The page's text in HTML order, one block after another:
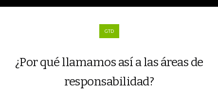
GTD
¿Por qué llamamos así a las áreas de
responsabilidad?